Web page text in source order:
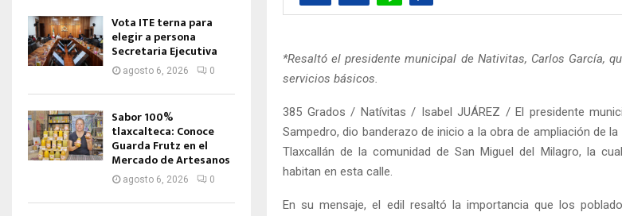
*Resaltó el presidente municipal de Nativitas, Carlos García,
servicios básicos.
385 Grados / Natívitas / Isabel JUÁREZ / El presidente
Sampedro, dio banderazo de inicio a la obra de ampliación de
Tlaxcallán de la comunidad de San Miguel del Milagro, la
habitan en esta calle.
En su mensaje, el edil resaltó la importancia que los
Vota ITE terna para
elegir a persona
Secretaria Ejecutiva
agosto 6, 2026 0
Sabor 100%
tlaxcalteca: Conoce
Guarda Frutz en el
Mercado de Artesanos
agosto 6, 2026 0